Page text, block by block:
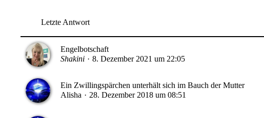
Letzte Antwort
Engelbotschaft
Shakini 8. Dezember 2021 um 22:05
Ein Zwillingspärchen unterhält sich im Bauch der Mutter
Alisha 28. Dezember 2018 um 08:51